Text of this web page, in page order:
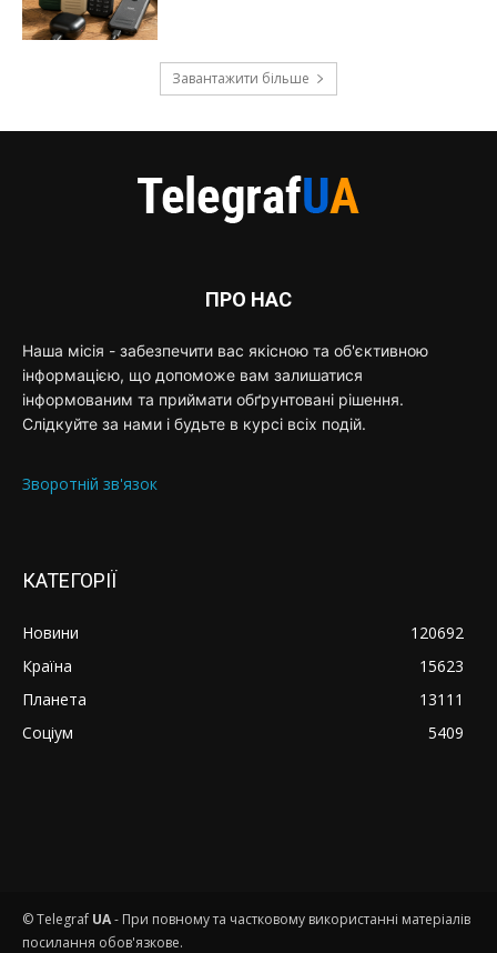
Завантажити більше
ПРО НАС
Наша місія - забезпечити вас якісною та об'єктивною
інформацією, що допоможе вам залишатися
інформованим та приймати обґрунтовані рішення.
Слідкуйте за нами і будьте в курсі всіх подій.
Зворотній зв'язок
КАТЕГОРІЇ
Новини
120692
Країна
15623
Планета
13111
Соціум
5409
© Telegraf UA- При повному та частковому використанні матеріалів
посилання обов'язкове.